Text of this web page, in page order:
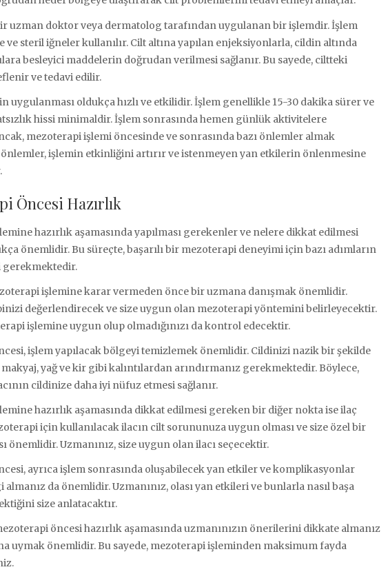
uzman doktor veya dermatolog tarafından uygulanan bir işlemdir. İşlem
ve steril iğneler kullanılır. Cilt altına yapılan enjeksiyonlarla, cildin altında
besleyici maddelerin doğrudan verilmesi sağlanır. Bu sayede, ciltteki
ve tedavi edilir.
uygulanması oldukça hızlı ve etkilidir. İşlem genellikle 15-30 dakika sürer ve
hissi minimaldir. İşlem sonrasında hemen günlük aktivitelere
mezoterapi işlemi öncesinde ve sonrasında bazı önlemler almak
işlemin etkinliğini artırır ve istenmeyen yan etkilerin önlenmesine
Öncesi Hazırlık
hazırlık aşamasında yapılması gerekenler ve nelere dikkat edilmesi
önemlidir. Bu süreçte, başarılı bir mezoterapi deneyimi için bazı adımların
gerekmektedir.
işlemine karar vermeden önce bir uzmana danışmak önemlidir.
değerlendirecek ve size uygun olan mezoterapi yöntemini belirleyecektir.
işlemine uygun olup olmadığınızı da kontrol edecektir.
işlem yapılacak bölgeyi temizlemek önemlidir. Cildinizi nazik bir şekilde
yağ ve kir gibi kalıntılardan arındırmanız gerekmektedir. Böylece,
cildinize daha iyi nüfuz etmesi sağlanır.
hazırlık aşamasında dikkat edilmesi gereken bir diğer nokta ise ilaç
için kullanılacak ilacın cilt sorununuza uygun olması ve size özel bir
önemlidir. Uzmanınız, size uygun olan ilacı seçecektir.
ayrıca işlem sonrasında oluşabilecek yan etkiler ve komplikasyonlar
almanız da önemlidir. Uzmanınız, olası yan etkileri ve bunlarla nasıl başa
size anlatacaktır.
öncesi hazırlık aşamasında uzmanınızın önerilerini dikkate almanız
uymak önemlidir. Bu sayede, mezoterapi işleminden maksimum fayda